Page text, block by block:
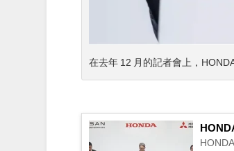
在去年 12 月的記者會上，